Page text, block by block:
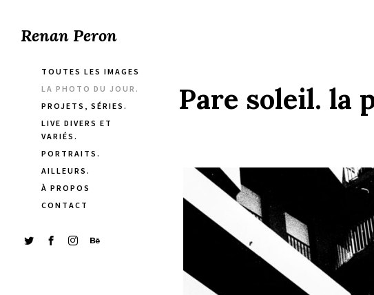
Renan Peron
TOUTES LES IMAGES
LA PHOTO DU JOUR.
PROJETS, SÉRIES.
LIVE DIVERS ET
VARIÉS.
PORTRAITS.
AILLEURS.
À PROPOS
CONTACT
Pare soleil. la